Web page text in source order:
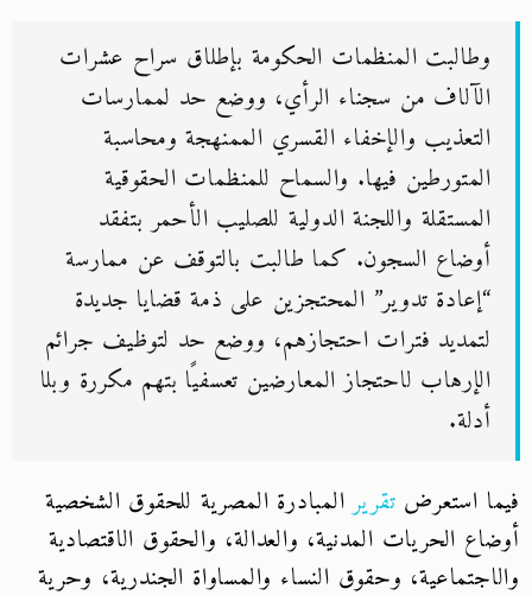
وطالبت المنظمات الحكومة بإطلاق سراح عشرات
الآلاف من سجناء الرأي، ووضع حد لممارسات
التعذيب والإخفاء القسري الممنهجة ومحاسبة
المتورطين فيها. والسماح للمنظمات الحقوقية
المستقلة واللجنة الدولية للصليب الأحمر بتفقد
أوضاع السجون. كما طالبت بالتوقف عن ممارسة
“إعادة تدوير” المحتجزين على ذمة قضايا جديدة
لتمديد فترات احتجازهم، ووضع حد لتوظيف جرائم
الإرهاب لاحتجاز المعارضين تعسفيًا بتهم مكررة وبلا
أدلة.
فيما استعرض تقريرالمبادرة المصرية للحقوق الشخصية
أوضاع الحريات المدنية، والعدالة، والحقوق الاقتصادية
والاجتماعية، وحقوق النساء والمساواة الجندرية، وحرية